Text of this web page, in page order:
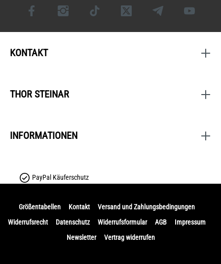
KONTAKT
THOR STEINAR
INFORMATIONEN
PayPal Käuferschutz
Größentabellen Kontakt
Versand und Zahlungsbedingungen
Widerrufsrecht
Datenschutz Widerrufsformular AGB
Impressum
Newsletter
Vertrag widerrufen